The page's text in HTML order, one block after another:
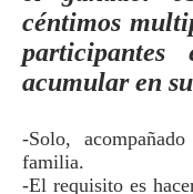
céntimos
acumular en
-Solo,
familia.
-El requisito es